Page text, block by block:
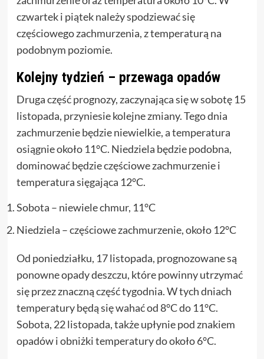
czwartek i piątek należy spodziewać się
częściowego zachmurzenia, z temperaturą na
podobnym poziomie.
Kolejny tydzień – przewaga opadów
Druga część prognozy, zaczynająca się w sobotę 15
listopada, przyniesie kolejne zmiany. Tego dnia
zachmurzenie będzie niewielkie, a temperatura
osiągnie około 11°C. Niedziela będzie podobna,
dominować będzie częściowe zachmurzenie i
temperatura sięgająca 12°C.
Sobota – niewiele chmur, 11°C
Niedziela – częściowe zachmurzenie, około 12°C
Od poniedziałku, 17 listopada, prognozowane są
ponowne opady deszczu, które powinny utrzymać
się przez znaczną część tygodnia. W tych dniach
temperatury będą się wahać od 8°C do 11°C.
Sobota, 22 listopada, także upłynie pod znakiem
opadów i obniżki temperatury do około 6°C.